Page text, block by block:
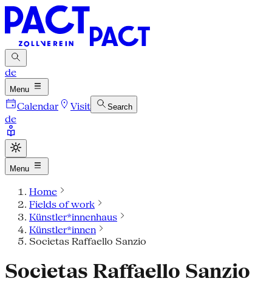
de
Menu
Calendar Visit Search
de
Menu
Home
Fields of work
Künstler*innenhaus
Künstler*innen
Socìetas Raffaello Sanzio
Socìetas Raffaello Sanzio